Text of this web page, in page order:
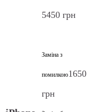
5450 грн
Заміна з
помилкою1650
грн